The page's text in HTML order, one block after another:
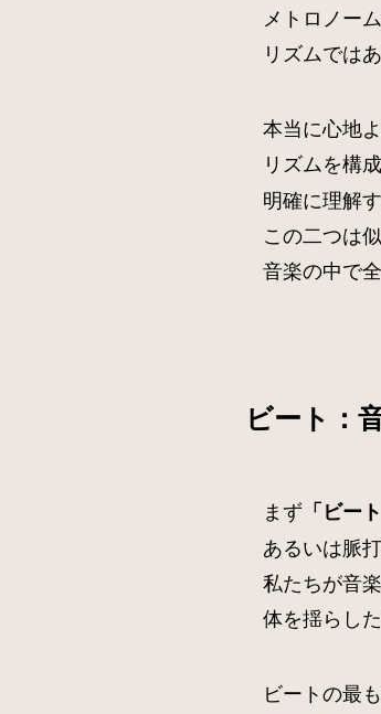
メトロノー
リズムでは
本当に心地
リズムを構
明確に理解
この二つは
音楽の中で
ビート：
まず 「ビー
あるいは脈
私たちが音
体を揺らし
ビートの最